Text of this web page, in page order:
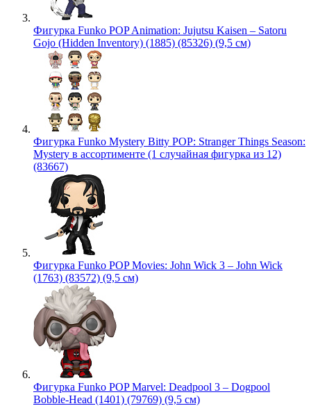
Фигурка Funko POP Animation: Jujutsu Kaisen – Satoru
Gojo (Hidden Inventory) (1885) (85326) (9,5 см)
Фигурка Funko Mystery Bitty POP: Stranger Things Season:
Mystery в ассортименте (1 случайная фигурка из 12)
(83667)
Фигурка Funko POP Movies: John Wick 3 – John Wick
(1763) (83572) (9,5 см)
Фигурка Funko POP Marvel: Deadpool 3 – Dogpool
Bobble-Head (1401) (79769) (9,5 см)